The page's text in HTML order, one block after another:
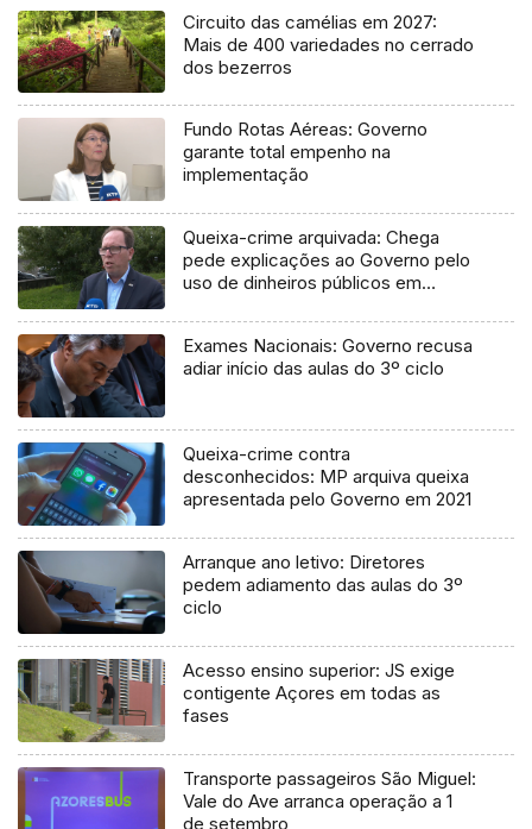
Circuito das camélias em 2027:
Mais de 400 variedades no cerrado
dos bezerros
Fundo Rotas Aéreas: Governo
garante total empenho na
implementação
Queixa-crime arquivada: Chega
pede explicações ao Governo pelo
uso de dinheiros públicos em
Exames Nacionais: Governo recusa
adiar início das aulas do 3º ciclo
Queixa-crime contra
desconhecidos: MP arquiva queixa
apresentada pelo Governo em 2021
Arranque ano letivo: Diretores
pedem adiamento das aulas do 3º
ciclo
Acesso ensino superior: JS exige
contigente Açores em todas as
fases
Transporte passageiros São Miguel:
Vale do Ave arranca operação a 1
de setembro